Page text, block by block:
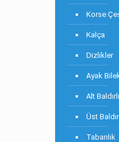
Korse
Kalça
Dizlikler
Ayak
Alt
Üst
Tabanlık